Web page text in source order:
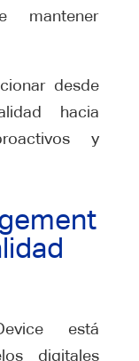
mantener
desde
hacia
y
está
digitales